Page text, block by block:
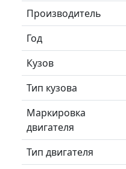
Производитель
Год
Кузов
Тип кузова
Маркировка
двигателя
Тип двигателя